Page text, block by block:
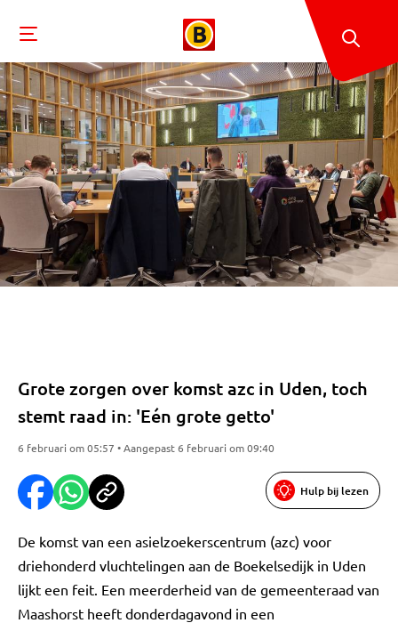
Grote zorgen over komst azc in Uden, toch
stemt raad in: 'Eén grote getto'
6 februari om 05:57 • Aangepast 6 februari om 09:40
Hulp bij lezen
De komst van een asielzoekerscentrum (azc) voor
driehonderd vluchtelingen aan de Boekelsedijk in Uden
lijkt een feit. Een meerderheid van de gemeenteraad van
Maashorst heeft donderdagavond in een